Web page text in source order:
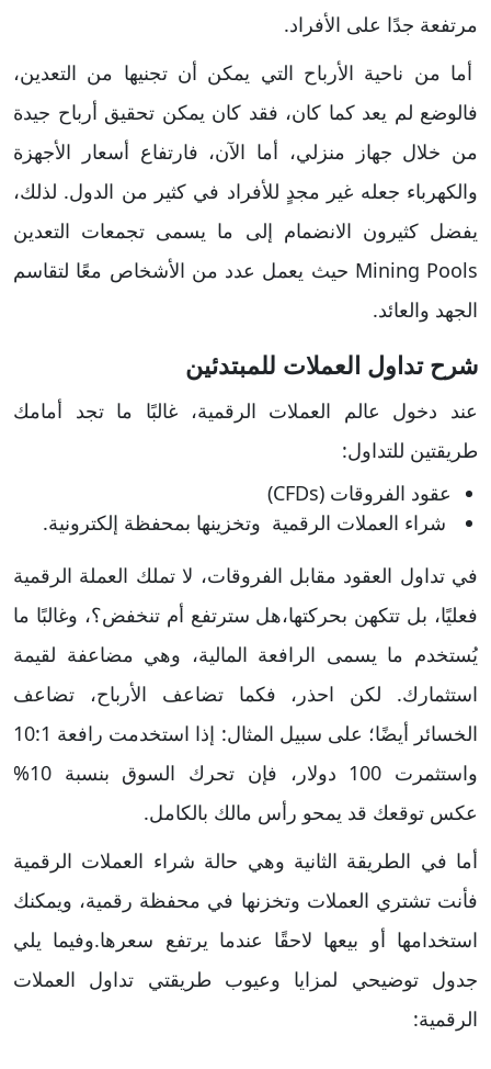
مرتفعة جدًا على الأفراد.
أما من ناحية الأرباح التي يمكن أن تجنيها من التعدين،
فالوضع لم يعد كما كان، فقد كان يمكن تحقيق أرباح جيدة
من خلال جهاز منزلي، أما الآن، فارتفاع أسعار الأجهزة
والكهرباء جعله غير مجدٍ للأفراد في كثير من الدول. لذلك،
يفضل كثيرون الانضمام إلى ما يسمى تجمعات التعدين
Mining Pools حيث يعمل عدد من الأشخاص معًا لتقاسم
الجهد والعائد.
شرح تداول العملات للمبتدئين
عند دخول عالم العملات الرقمية، غالبًا ما تجد أمامك
طريقتين للتداول:
عقود الفروقات (CFDs)
شراء العملات الرقمية وتخزينها بمحفظة إلكترونية.
في تداول العقود مقابل الفروقات، لا تملك العملة الرقمية
فعليًا، بل تتكهن بحركتها،هل سترتفع أم تنخفض؟، وغالبًا ما
يُستخدم ما يسمى الرافعة المالية، وهي مضاعفة لقيمة
استثمارك. لكن احذر، فكما تضاعف الأرباح، تضاعف
الخسائر أيضًا؛ على سبيل المثال: إذا استخدمت رافعة 10:1
واستثمرت 100 دولار، فإن تحرك السوق بنسبة 10%
عكس توقعك قد يمحو رأس مالك بالكامل.
أما في الطريقة الثانية وهي حالة شراء العملات الرقمية
فأنت تشتري العملات وتخزنها في محفظة رقمية، ويمكنك
استخدامها أو بيعها لاحقًا عندما يرتفع سعرها.وفيما يلي
جدول توضيحي لمزايا وعيوب طريقتي تداول العملات
الرقمية: